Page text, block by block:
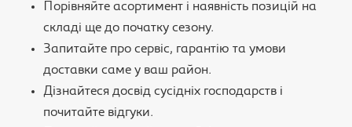
Порівняйте асортимент і наявність позицій на
складі ще до початку сезону.
Запитайте про сервіс, гарантію та умови
доставки саме у ваш район.
Дізнайтеся досвід сусідніх господарств і
почитайте відгуки.